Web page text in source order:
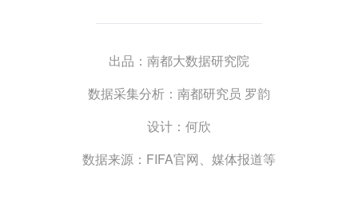
出品：南都大数据研究院
数据采集分析：南都研究员 罗韵
设计：何欣
数据来源：FIFA官网、媒体报道等